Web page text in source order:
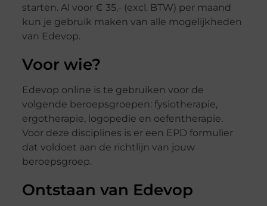
starten. Al voor € 35,- (excl. BTW) per maand
kun je gebruik maken van alle mogelijkheden
van Edevop.
Voor wie?
Edevop online is te gebruiken voor de
volgende beroepsgroepen: fysiotherapie,
ergotherapie, logopedie en oefentherapie.
Voor deze disciplines is er een EPD formulier
dat voldoet aan de richtlijn van jouw
beroepsgroep.
Ontstaan van Edevop